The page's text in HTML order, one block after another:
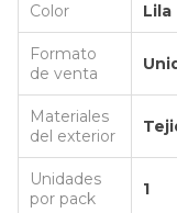
Color Lila
Formato
de venta
Materiales
del exterior
Unidades
por pack
1